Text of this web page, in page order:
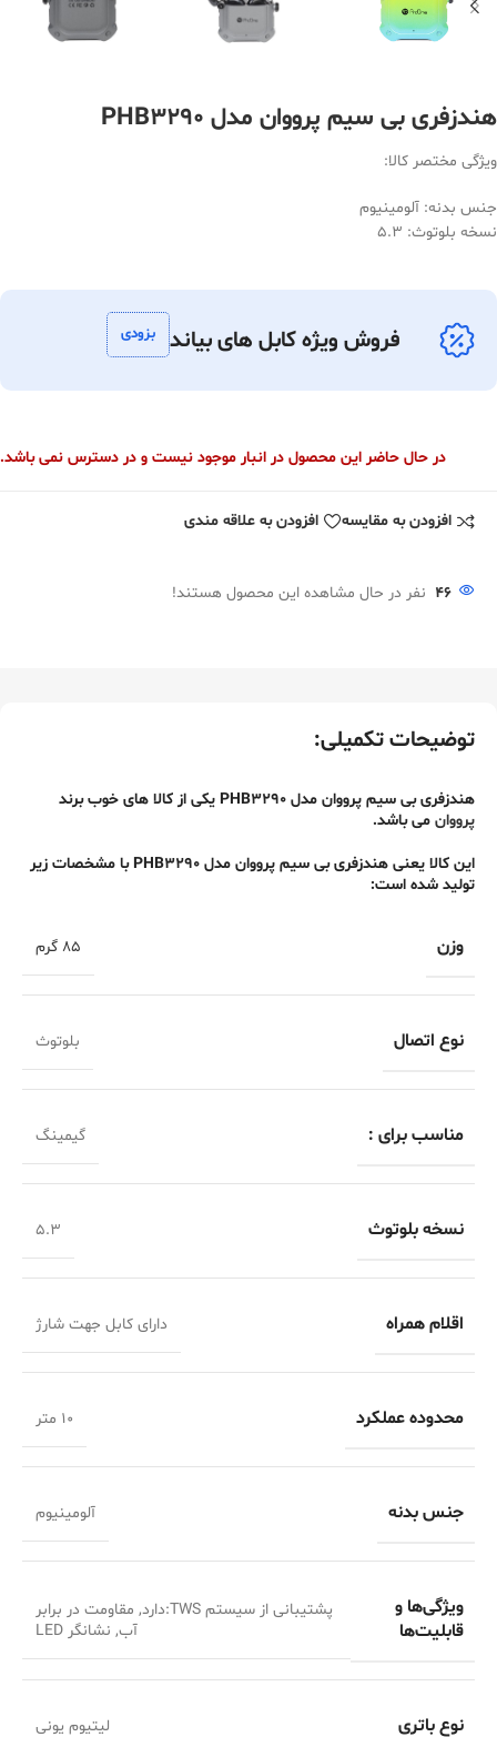
هندزفری بی سیم پرووان مدل PHB3290
ویژگی مختصر کالا:
جنس بدنه: آلومینیوم
نسخه بلوتوث: ۵.۳
فروش ویژه کابل های بیاند بزودی
در حال حاضر این محصول در انبار موجود نیست و در دسترس نمی باشد.
افزودن به مقایسه افزودن به علاقه مندی
46 نفر در حال مشاهده این محصول هستند!
توضیحات تکمیلی:
هندزفری بی سیم پرووان مدل PHB3290 یکی از کالا های خوب برند
پرووان می باشد.
این کالا یعنی هندزفری بی سیم پرووان مدل PHB3290 با مشخصات زیر
تولید شده است:
وزن 85 گرم
نوع اتصال بلوتوث
مناسب برای : گیمینگ
نسخه بلوتوث 5.3
اقلام همراه دارای کابل جهت شارژ
محدوده عملکرد 10 متر
جنس بدنه آلومینیوم
ویژگی‌ها و
قابلیت‌ها
پشتیبانی از سیستم TWS:دارد, مقاومت در برابر
آب, نشانگر LED
نوع باتری لیتیوم یونی